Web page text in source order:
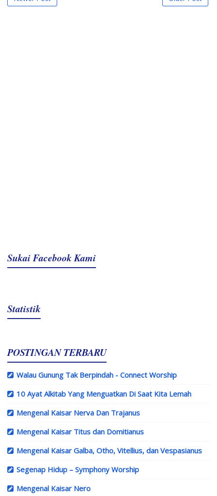
Sukai Facebook Kami
Statistik
POSTINGAN TERBARU
Walau Gunung Tak Berpindah - Connect Worship
10 Ayat Alkitab Yang Menguatkan Di Saat Kita Lemah
Mengenal Kaisar Nerva Dan Trajanus
Mengenal Kaisar Titus dan Domitianus
Mengenal Kaisar Galba, Otho, Vitellius, dan Vespasianus
Segenap Hidup – Symphony Worship
Mengenal Kaisar Nero